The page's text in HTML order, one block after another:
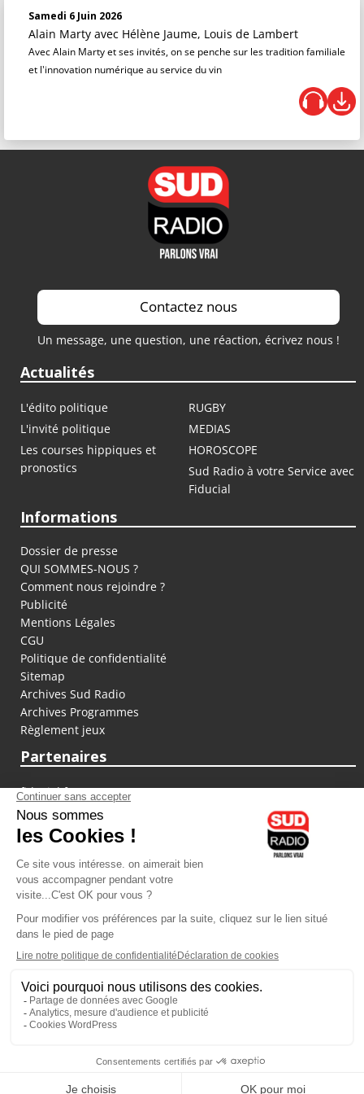
Samedi 6 Juin 2026
Alain Marty avec Hélène Jaume, Louis de Lambert
Avec Alain Marty et ses invités, on se penche sur les tradition familiale
et l'innovation numérique au service du vin
Contactez nous
Un message, une question, une réaction, écrivez nous !
Actualités
L'édito politique
RUGBY
L'invité politique
MEDIAS
Les courses hippiques et
pronostics
HOROSCOPE
Sud Radio à votre Service avec
Fiducial
Informations
Dossier de presse
QUI SOMMES-NOUS ?
Comment nous rejoindre ?
Publicité
Mentions Légales
CGU
Politique de confidentialité
Sitemap
Archives Sud Radio
Archives Programmes
Règlement jeux
Partenaires
fiducial.fr
lyoncapitale.fr
olympique-et-lyonnais.com
L'application Iphone / Android
Téléchargez l'application
Les cookies
Gestion des cookies
Crédit photos : ©Sud Radio / Pierre Olivier
Noémie Halioua
Jon Rakotozafy